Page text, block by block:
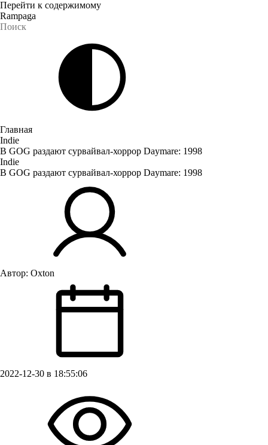
Перейти к содержимому
Rampaga
Главная
Indie
В GOG раздают сурвайвал-хоррор Daymare: 1998
Indie
В GOG раздают сурвайвал-хоррор Daymare: 1998
Автор: Oxton
2022-12-30 в 18:55:06